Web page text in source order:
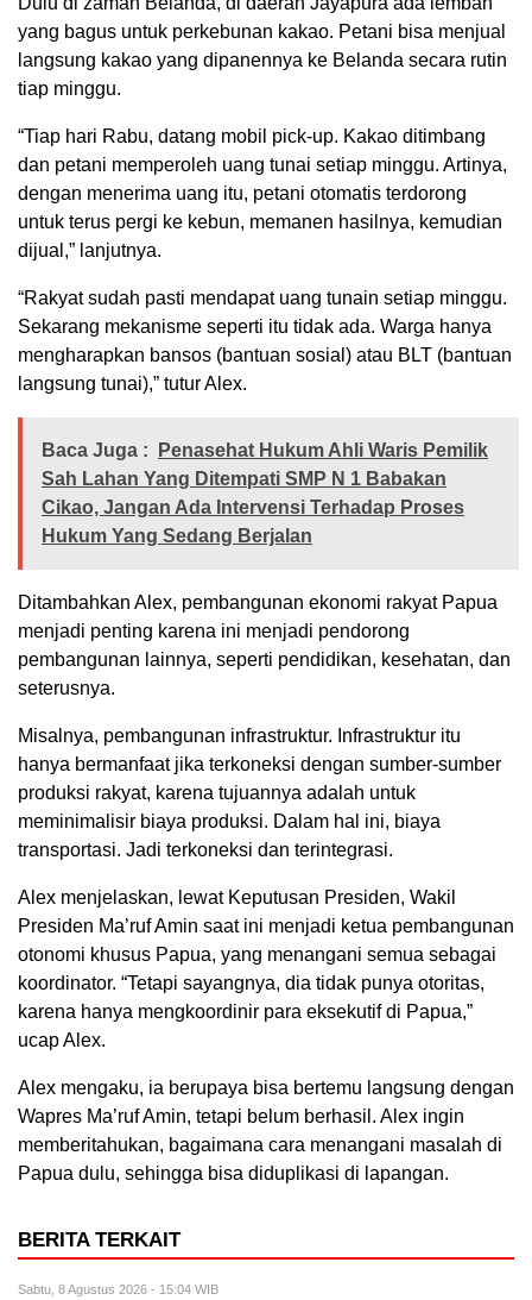
yang bagus untuk perkebunan kakao. Petani bisa menjual
langsung kakao yang dipanennya ke Belanda secara rutin
tiap minggu.
“Tiap hari Rabu, datang mobil pick-up. Kakao ditimbang
dan petani memperoleh uang tunai setiap minggu. Artinya,
dengan menerima uang itu, petani otomatis terdorong
untuk terus pergi ke kebun, memanen hasilnya, kemudian
dijual,” lanjutnya.
“Rakyat sudah pasti mendapat uang tunain setiap minggu.
Sekarang mekanisme seperti itu tidak ada. Warga hanya
mengharapkan bansos (bantuan sosial) atau BLT (bantuan
langsung tunai),” tutur Alex.
Baca Juga :
Penasehat Hukum Ahli Waris Pemilik
Sah Lahan Yang Ditempati SMP N 1 Babakan
Cikao, Jangan Ada Intervensi Terhadap Proses
Hukum Yang Sedang Berjalan
Ditambahkan Alex, pembangunan ekonomi rakyat Papua
menjadi penting karena ini menjadi pendorong
pembangunan lainnya, seperti pendidikan, kesehatan, dan
seterusnya.
Misalnya, pembangunan infrastruktur. Infrastruktur itu
hanya bermanfaat jika terkoneksi dengan sumber-sumber
produksi rakyat, karena tujuannya adalah untuk
meminimalisir biaya produksi. Dalam hal ini, biaya
transportasi. Jadi terkoneksi dan terintegrasi.
Alex menjelaskan, lewat Keputusan Presiden, Wakil
Presiden Ma’ruf Amin saat ini menjadi ketua pembangunan
otonomi khusus Papua, yang menangani semua sebagai
koordinator. “Tetapi sayangnya, dia tidak punya otoritas,
karena hanya mengkoordinir para eksekutif di Papua,”
ucap Alex.
Alex mengaku, ia berupaya bisa bertemu langsung dengan
Wapres Ma’ruf Amin, tetapi belum berhasil. Alex ingin
memberitahukan, bagaimana cara menangani masalah di
Papua dulu, sehingga bisa diduplikasi di lapangan.
BERITA TERKAIT
Sabtu, 8 Agustus 2026 - 15:04 WIB